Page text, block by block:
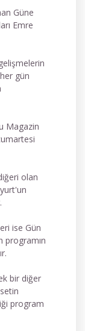
Güne
Emre
gün
Magazin
olan
ise Gün
programın
bir diğer
program